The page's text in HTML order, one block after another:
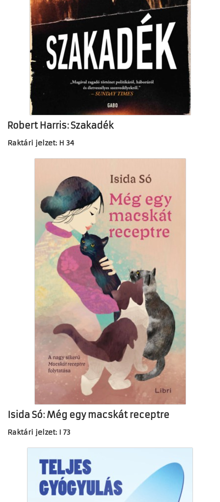
Robert Harris: Szakadék
Raktári jelzet: H 34
Isida Só: Még egy macskát receptre
Raktári jelzet: I 73